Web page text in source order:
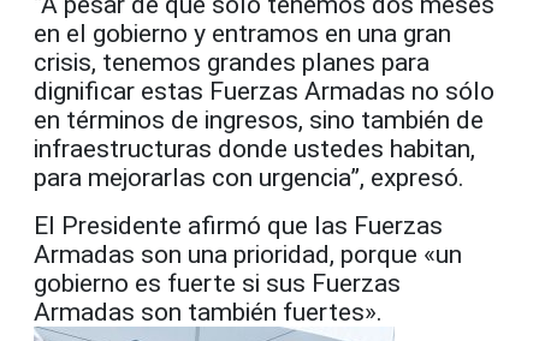
en el gobierno y entramos en una gran
crisis, tenemos grandes planes para
dignificar estas Fuerzas Armadas no sólo
en términos de ingresos, sino también de
infraestructuras donde ustedes habitan,
para mejorarlas con urgencia”, expresó.
El Presidente afirmó que las Fuerzas
Armadas son una prioridad, porque «un
gobierno es fuerte si sus Fuerzas
Armadas son también fuertes».